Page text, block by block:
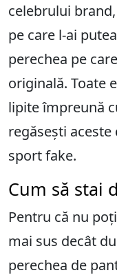
celebrului
pe care l-ai
perechea pe
originală. Toate
lipite împreună
regăsești
sport fake.
Cum să stai
Pentru că nu
mai sus decât
perechea de